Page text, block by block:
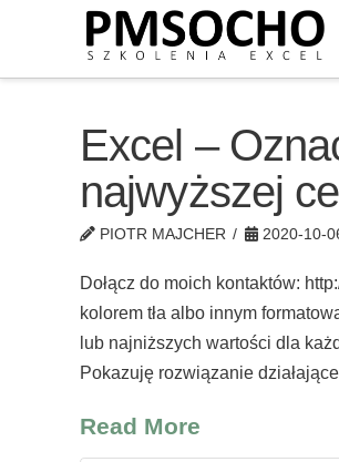
Excel –
najwyższej
PIOTR MAJCHER 2020-10-
Dołącz do moich kontaktów:
kolorem tła albo innym
lub najniższych wartości dla
Pokazuję rozwiązanie
Read More